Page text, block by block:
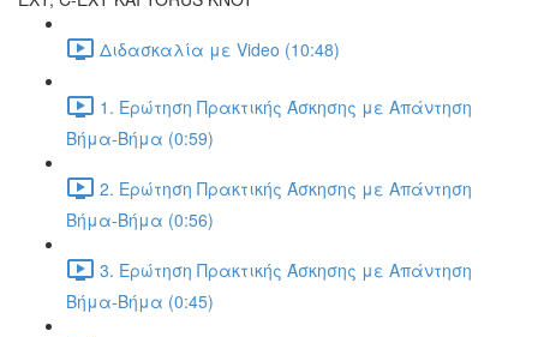
Διδασκαλία με Video (10:48)
1. Ερώτηση Πρακτικής Άσκησης με Απάντηση
Βήμα-Βήμα (0:59)
2. Ερώτηση Πρακτικής Άσκησης με Απάντηση
Βήμα-Βήμα (0:56)
3. Ερώτηση Πρακτικής Άσκησης με Απάντηση
Βήμα-Βήμα (0:45)